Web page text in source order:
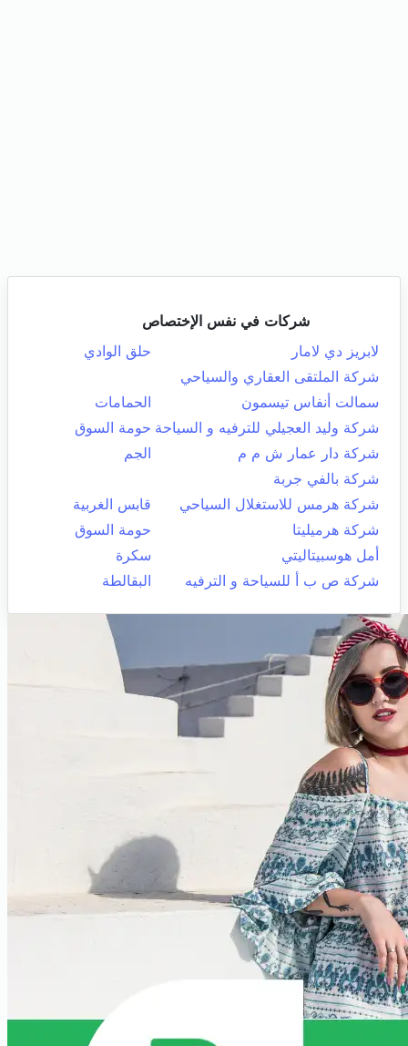
شركات في نفس الإختصاص
لابريز دي لامار
حلق الوادي
شركة الملتقى العقاري والسياحي
سمالت أنفاس تيسمون
الحمامات
شركة وليد العجيلي للترفيه و السياحة حومة السوق
شركة دار عمار ش م م
الجم
شركة بالفي جربة
شركة هرمس للاستغلال السياحي
قابس الغربية
شركة هرميليتا
حومة السوق
أمل هوسبيتاليتي
سكرة
شركة ص ب أ للسياحة و الترفيه
البقالطة